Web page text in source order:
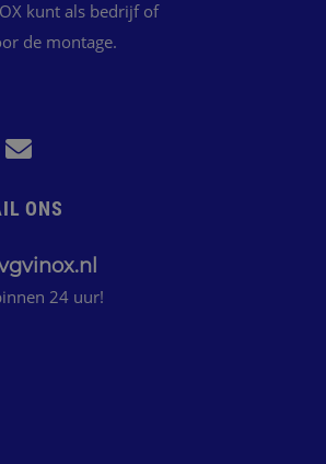
kunt als bedrijf of
de montage.
ONS
24 uur!